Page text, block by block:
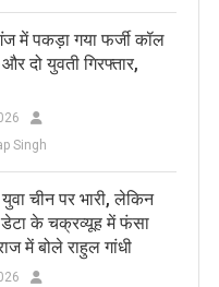
में पकड़ा गया फर्जी कॉल
दो युवती गिरफ्तार,
Singh
चीन पर भारी, लेकिन
के चक्रव्यूह में फंसा
में बोले राहुल गांधी